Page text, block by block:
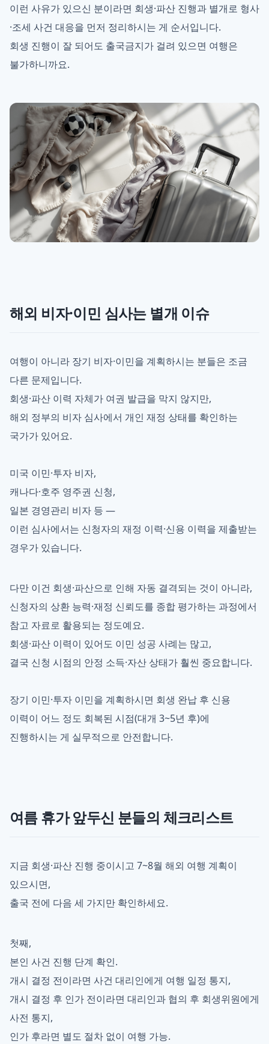
이런 사유가 있으신 분이라면 회생·파산 진행과 별개로 형사
·조세 사건 대응을 먼저 정리하시는 게 순서입니다.
회생 진행이 잘 되어도 출국금지가 걸려 있으면 여행은
불가하니까요.
해외 비자·이민 심사는 별개 이슈
여행이 아니라 장기 비자·이민을 계획하시는 분들은 조금
다른 문제입니다.
회생·파산 이력 자체가 여권 발급을 막지 않지만,
해외 정부의 비자 심사에서 개인 재정 상태를 확인하는
국가가 있어요.
미국 이민·투자 비자,
캐나다·호주 영주권 신청,
일본 경영관리 비자 등 —
이런 심사에서는 신청자의 재정 이력·신용 이력을 제출받는
경우가 있습니다.
다만 이건 회생·파산으로 인해 자동 결격되는 것이 아니라,
신청자의 상환 능력·재정 신뢰도를 종합 평가하는 과정에서
참고 자료로 활용되는 정도예요.
회생·파산 이력이 있어도 이민 성공 사례는 많고,
결국 신청 시점의 안정 소득·자산 상태가 훨씬 중요합니다.
장기 이민·투자 이민을 계획하시면 회생 완납 후 신용
이력이 어느 정도 회복된 시점(대개 3~5년 후)에
진행하시는 게 실무적으로 안전합니다.
여름 휴가 앞두신 분들의 체크리스트
지금 회생·파산 진행 중이시고 7~8월 해외 여행 계획이
있으시면,
출국 전에 다음 세 가지만 확인하세요.
첫째,
본인 사건 진행 단계 확인.
개시 결정 전이라면 사건 대리인에게 여행 일정 통지,
개시 결정 후 인가 전이라면 대리인과 협의 후 회생위원에게
사전 통지,
인가 후라면 별도 절차 없이 여행 가능.